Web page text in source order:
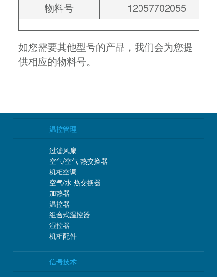
物料号
12057702055
如您需要其他型号的产品，我们会为您提
供相应的物料号。
温控管理
过滤风扇
空气/空气 热交换器
机柜空调
空气/水 热交换器
加热器
温控器
组合式温控器
湿控器
机柜配件
信号技术